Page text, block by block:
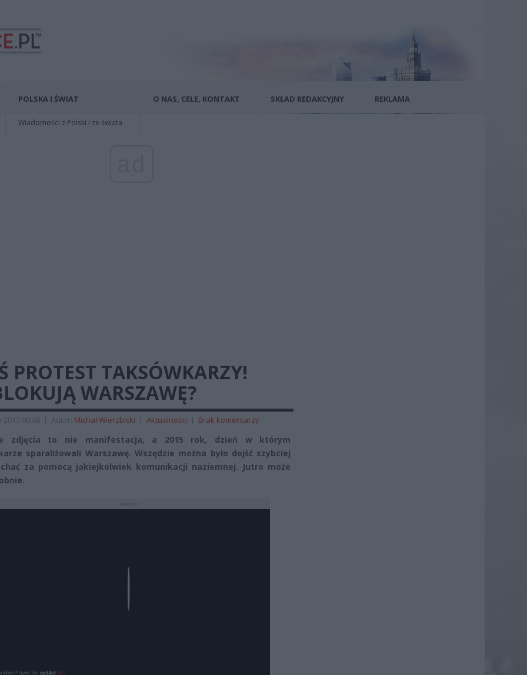
POLSKA I ŚWIAT
Wiadomości z Polski i ze świata
O NAS, CELE, KONTAKT SKŁAD REDAKCYJNY REKLAMA
PROTEST TAKSÓWKARZY!
WARSZAWĘ?
2017 00:48 | Autor: Michał Wierzbicki | Aktualności | Brak komentarzy
zdjęcia to nie manifestacja, a 2015 rok, dzień w którym
sparaliżowali Warszawę. Wszędzie można było dojść szybciej
za pomocą jakiejkolwiek komunikacji naziemnej. Jutro może